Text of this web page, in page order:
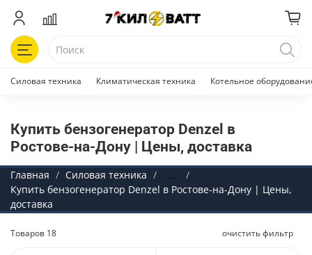
Силовая техника Климатическая техника Котельное
Купить бензогенератор Denzel в
Ростове-на-Дону | Цены, доставка
Главная Силовая техника
...
Купить бензогенератор Denzel в Ростове-на-Дону | Цены,
доставка
Товаров 18 очистить фильтр